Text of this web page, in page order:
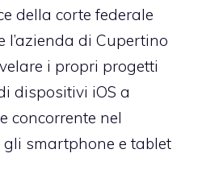
della corte federale
l’azienda di Cupertino
i propri progetti
dispositivi iOS a
concorrente nel
gli smartphone e tablet